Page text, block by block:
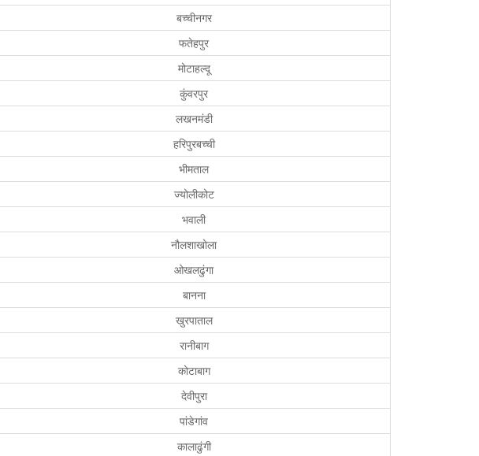
बच्चीनगर
फतेहपुर
मोटाहल्दू
कुंवरपुर
लखनमंडी
हरिपुरबच्ची
भीमताल
ज्योलीकोट
भवाली
नौलशाखोला
ओखलढुंगा
बानना
खुरपाताल
रानीबाग
कोटाबाग
देवीपुरा
पांडेगांव
कालाढुंगी